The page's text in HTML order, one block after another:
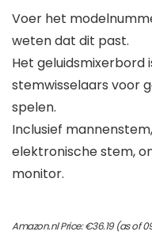
Voer het
weten dat dit past.
Het geluidsmixerbord
stemwisselaars voor
spelen.
Inclusief
elektronische stem,
monitor.
Amazon.nl Price:€36.19(as of